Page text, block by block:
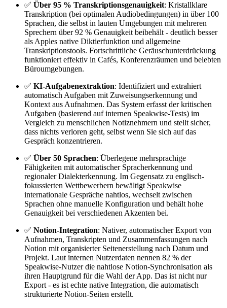
✅ Über 95 % Transkriptionsgenauigkeit: Kristallklare
Transkription (bei optimalen Audiobedingungen) in über 100
Sprachen, die selbst in lauten Umgebungen mit mehreren
Sprechern über 92 % Genauigkeit beibehält - deutlich besser
als Apples native Diktierfunktion und allgemeine
Transkriptionstools. Fortschrittliche Geräuschunterdrückung
funktioniert effektiv in Cafés, Konferenzräumen und belebten
Büroumgebungen.
✅ KI-Aufgabenextraktion: Identifiziert und extrahiert
automatisch Aufgaben mit Zuweisungserkennung und
Kontext aus Aufnahmen. Das System erfasst der kritischen
Aufgaben (basierend auf internen Speakwise-Tests) im
Vergleich zu menschlichen Notiznehmern und stellt sicher,
dass nichts verloren geht, selbst wenn Sie sich auf das
Gespräch konzentrieren.
✅ Über 50 Sprachen: Überlegene mehrsprachige
Fähigkeiten mit automatischer Spracherkennung und
regionaler Dialekterkennung. Im Gegensatz zu englisch-
fokussierten Wettbewerbern bewältigt Speakwise
internationale Gespräche nahtlos, wechselt zwischen
Sprachen ohne manuelle Konfiguration und behält hohe
Genauigkeit bei verschiedenen Akzenten bei.
✅ Notion-Integration: Nativer, automatischer Export von
Aufnahmen, Transkripten und Zusammenfassungen nach
Notion mit organisierter Seitenerstellung nach Datum und
Projekt. Laut internen Nutzerdaten nennen 82 % der
Speakwise-Nutzer die nahtlose Notion-Synchronisation als
ihren Hauptgrund für die Wahl der App. Das ist nicht nur
Export - es ist echte native Integration, die automatisch
strukturierte Notion-Seiten erstellt.